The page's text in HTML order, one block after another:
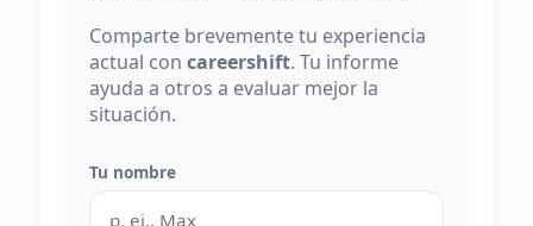
Comparte brevemente tu experiencia
actual con careershift. Tu informe
ayuda a otros a evaluar mejor la
situación.
Tu nombre